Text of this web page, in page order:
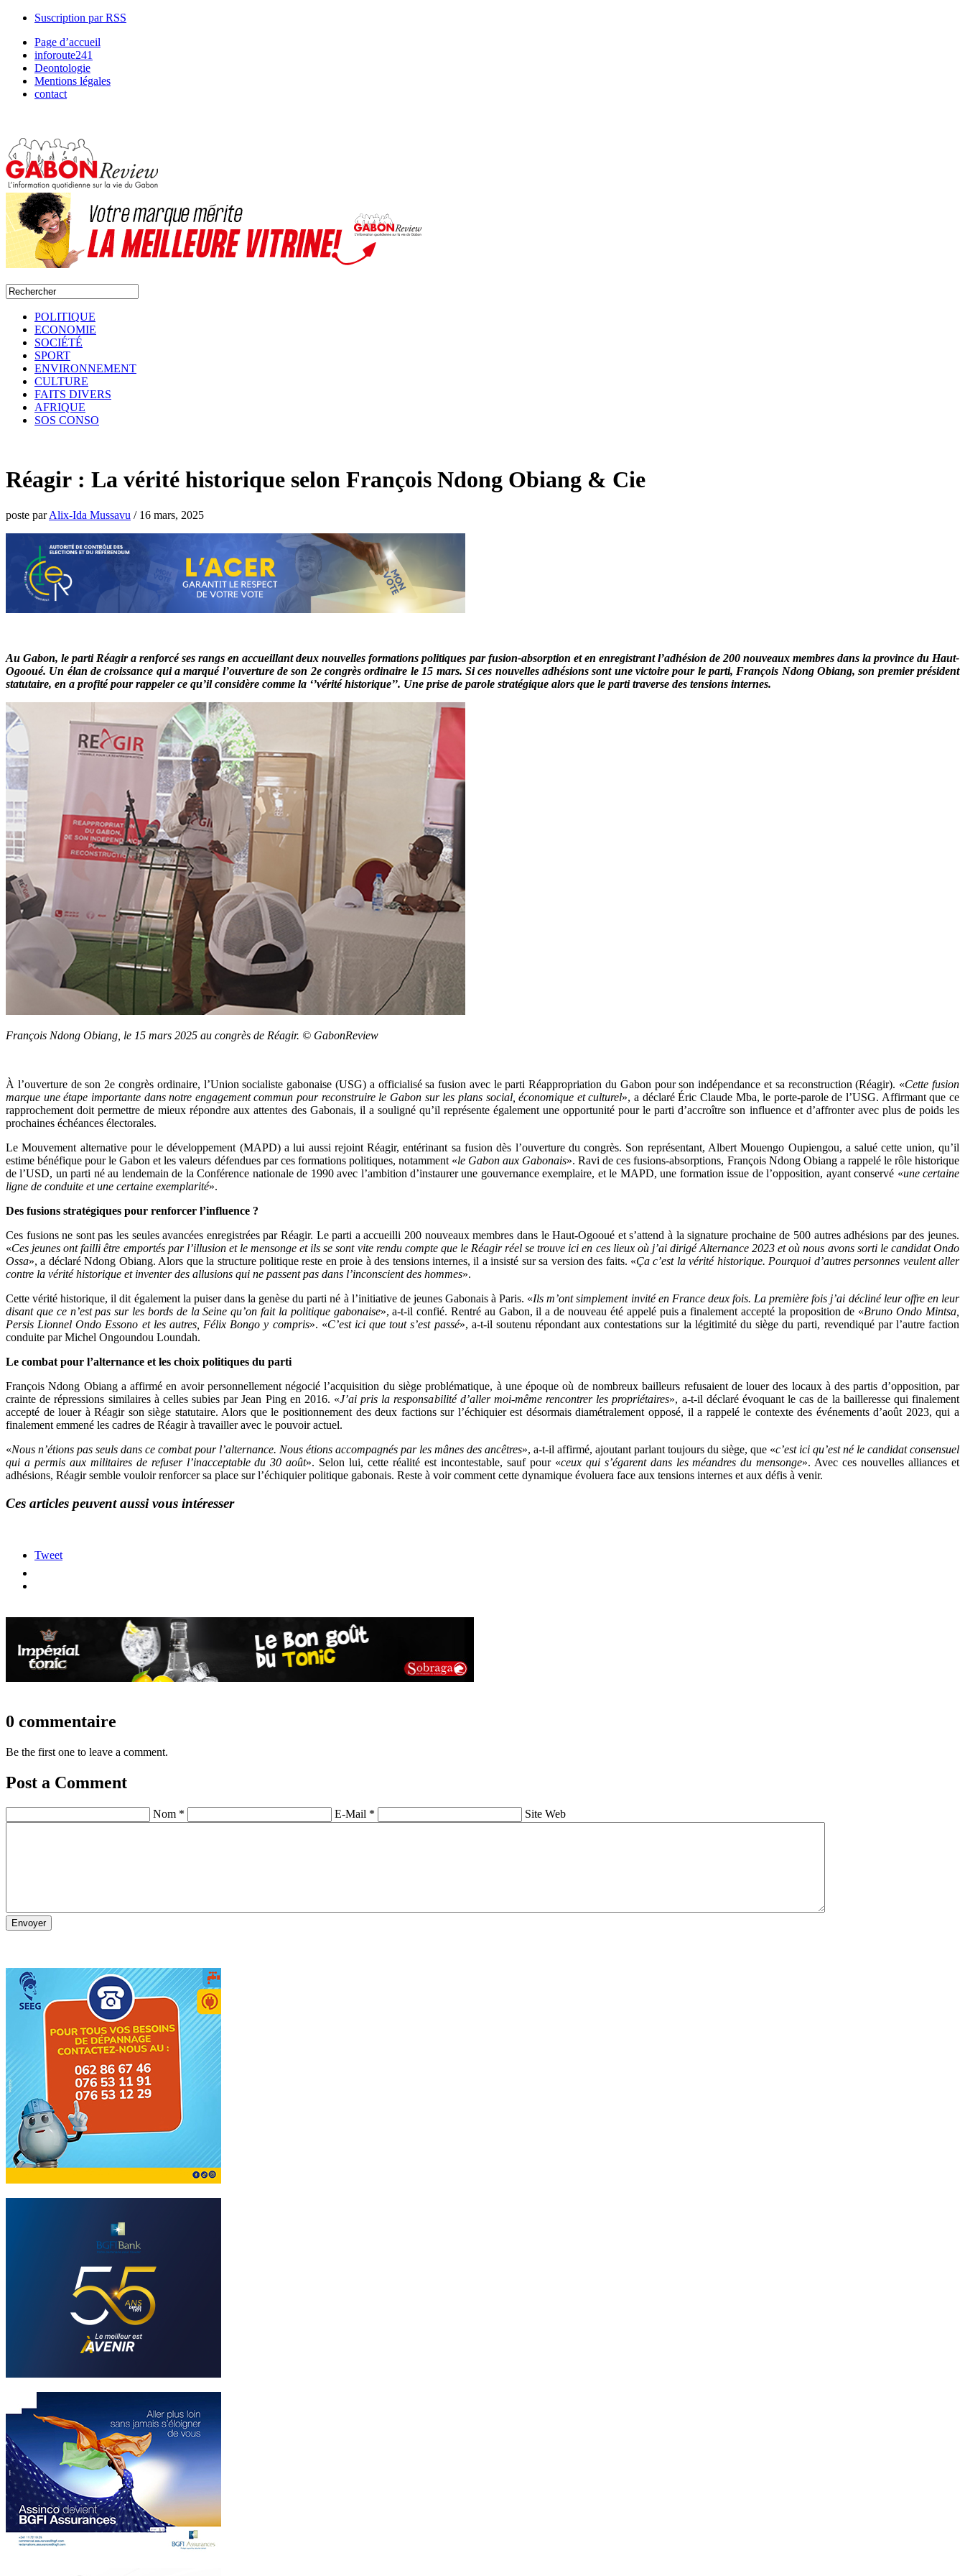
Suscription par RSS
Page d’accueil
inforoute241
Deontologie
Mentions légales
contact
POLITIQUE
ECONOMIE
SOCIÉTÉ
SPORT
ENVIRONNEMENT
CULTURE
FAITS DIVERS
AFRIQUE
SOS CONSO
Réagir : La vérité historique selon François Ndong Obiang & Cie
poste parAlix-Ida Mussavu / 16 mars, 2025
Au Gabon, le parti Réagir a renforcé ses rangs en accueillant deux nouvelles formations politiques par fusion-absorption et en enregistrant l’adhésion de 200 nouveaux membres dans la province du Haut-
Ogooué. Un élan de croissance qui a marqué l’ouverture de son 2e congrès ordinaire le 15 mars. Si ces nouvelles adhésions sont une victoire pour le parti, François Ndong Obiang, son premier président
statutaire, en a profité pour rappeler ce qu’il considère comme la ‘’vérité historique’’. Une prise de parole stratégique alors que le parti traverse des tensions internes.
François Ndong Obiang, le 15 mars 2025 au congrès de Réagir. © GabonReview
À l’ouverture de son 2e congrès ordinaire, l’Union socialiste gabonaise (USG) a officialisé sa fusion avec le parti Réappropriation du Gabon pour son indépendance et sa reconstruction (Réagir). «Cette fusion
marque une étape importante dans notre engagement commun pour reconstruire le Gabon sur les plans social, économique et culturel», a déclaré Éric Claude Mba, le porte-parole de l’USG. Affirmant que ce
rapprochement doit permettre de mieux répondre aux attentes des Gabonais, il a souligné qu’il représente également une opportunité pour le parti d’accroître son influence et d’affronter avec plus de poids les
prochaines échéances électorales.
Le Mouvement alternative pour le développement (MAPD) a lui aussi rejoint Réagir, entérinant sa fusion dès l’ouverture du congrès. Son représentant, Albert Mouengo Oupiengou, a salué cette union, qu’il
estime bénéfique pour le Gabon et les valeurs défendues par ces formations politiques, notamment «le Gabon aux Gabonais». Ravi de ces fusions-absorptions, François Ndong Obiang a rappelé le rôle historique
de l’USD, un parti né au lendemain de la Conférence nationale de 1990 avec l’ambition d’instaurer une gouvernance exemplaire, et le MAPD, une formation issue de l’opposition, ayant conservé «une certaine
ligne de conduite et une certaine exemplarité».
Des fusions stratégiques pour renforcer l’influence ?
Ces fusions ne sont pas les seules avancées enregistrées par Réagir. Le parti a accueilli 200 nouveaux membres dans le Haut-Ogooué et s’attend à la signature prochaine de 500 autres adhésions par des jeunes.
«Ces jeunes ont failli être emportés par l’illusion et le mensonge et ils se sont vite rendu compte que le Réagir réel se trouve ici en ces lieux où j’ai dirigé Alternance 2023 et où nous avons sorti le candidat Ondo
Ossa», a déclaré Ndong Obiang. Alors que la structure politique reste en proie à des tensions internes, il a insisté sur sa version des faits. «Ça c’est la vérité historique. Pourquoi d’autres personnes veulent aller
contre la vérité historique et inventer des allusions qui ne passent pas dans l’inconscient des hommes».
Cette vérité historique, il dit également la puiser dans la genèse du parti né à l’initiative de jeunes Gabonais à Paris. «Ils m’ont simplement invité en France deux fois. La première fois j’ai décliné leur offre en leur
disant que ce n’est pas sur les bords de la Seine qu’on fait la politique gabonaise», a-t-il confié. Rentré au Gabon, il a de nouveau été appelé puis a finalement accepté la proposition de «Bruno Ondo Mintsa,
Persis Lionnel Ondo Essono et les autres, Félix Bongo y compris». «C’est ici que tout s’est passé», a-t-il soutenu répondant aux contestations sur la légitimité du siège du parti, revendiqué par l’autre faction
conduite par Michel Ongoundou Loundah.
Le combat pour l’alternance et les choix politiques du parti
François Ndong Obiang a affirmé en avoir personnellement négocié l’acquisition du siège problématique, à une époque où de nombreux bailleurs refusaient de louer des locaux à des partis d’opposition, par
crainte de répressions similaires à celles subies par Jean Ping en 2016. «J’ai pris la responsabilité d’aller moi-même rencontrer les propriétaires», a-t-il déclaré évoquant le cas de la bailleresse qui finalement
accepté de louer à Réagir son siège statutaire. Alors que le positionnement des deux factions sur l’échiquier est désormais diamétralement opposé, il a rappelé le contexte des événements d’août 2023, qui a
finalement emmené les cadres de Réagir à travailler avec le pouvoir actuel.
«Nous n’étions pas seuls dans ce combat pour l’alternance. Nous étions accompagnés par les mânes des ancêtres», a-t-il affirmé, ajoutant parlant toujours du siège, que «c’est ici qu’est né le candidat consensuel
qui a permis aux militaires de refuser l’inacceptable du 30 août». Selon lui, cette réalité est incontestable, sauf pour «ceux qui s’égarent dans les méandres du mensonge». Avec ces nouvelles alliances et
adhésions, Réagir semble vouloir renforcer sa place sur l’échiquier politique gabonais. Reste à voir comment cette dynamique évoluera face aux tensions internes et aux défis à venir.
Ces articles peuvent aussi vous intéresser
Tweet
0 commentaire
Be the first one to leave a comment.
Post a Comment
Nom * E-Mail * Site Web